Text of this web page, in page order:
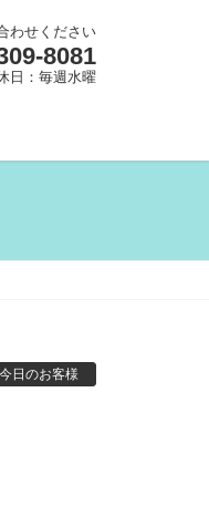
わせください
8081
日：毎週水曜
今日のお客様